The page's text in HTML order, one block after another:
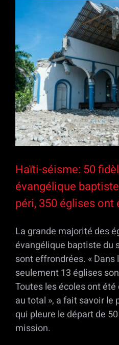
l'image
agrandie
Haïti-séisme: 50
évangélique
péri, 350 églises
La grande majorité des
évangélique baptiste du
sont effrondrées. « Dans
seulement 13 églises
Toutes les écoles ont
au total », a fait savoir le
qui pleure le départ de
mission.